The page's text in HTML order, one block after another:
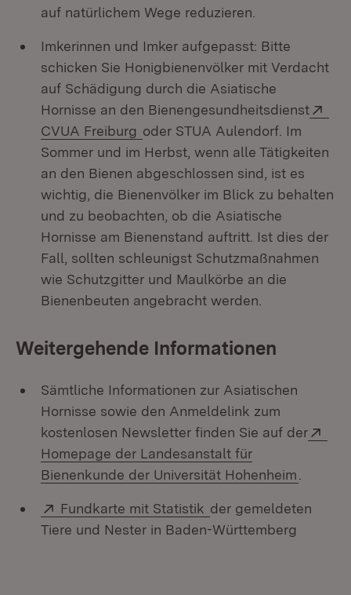
auf natürlichem Wege reduzieren.
Imkerinnen und Imker aufgepasst: Bitte
schicken Sie Honigbienenvölker mit Verdacht
auf Schädigung durch die Asiatische
Hornisse an den Bienengesundheitsdienst
CVUA Freiburg (Öffnet in neuem Fenster)
oder STUA Aulendorf. Im
Sommer und im Herbst, wenn alle Tätigkeiten
an den Bienen abgeschlossen sind, ist es
wichtig, die Bienenvölker im Blick zu behalten
und zu beobachten, ob die Asiatische
Hornisse am Bienenstand auftritt. Ist dies der
Fall, sollten schleunigst Schutzmaßnahmen
wie Schutzgitter und Maulkörbe an die
Bienenbeuten angebracht werden.
Weitergehende Informationen
Sämtliche Informationen zur Asiatischen
Hornisse sowie den Anmeldelink zum
kostenlosen Newsletter finden Sie auf der
Homepage der Landesanstalt für
Bienenkunde der Universität Hohenheim
Extern:
Fundkarte mit Statistik (Öffnet in neuem
der gemeldeten
Tiere und Nester in Baden-Württemberg